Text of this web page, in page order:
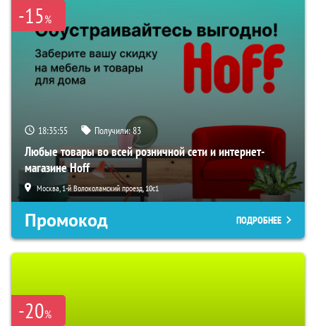
-15%
18:35:54 Получили:83
Любые товары во всей розничной сети и интернет-
магазине Hoff
Москва, 1-й Волоколамский проезд, 10с1
Промокод ПОДРОБНЕЕ
-20%